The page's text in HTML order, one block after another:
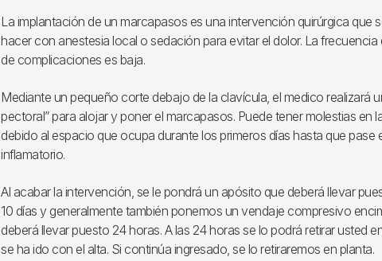
La implantación de un marcapasos es una intervención quirúrgica que
hacer con anestesia local o sedación para evitar el dolor. La frecuencia
de complicaciones es baja.
Mediante un pequeño corte debajo de la clavícula, el medico realizará
pectoral” para alojar y poner el marcapasos. Puede tener molestias en
debido al espacio que ocupa durante los primeros días hasta que pase
inflamatorio.
Al acabar la intervención, se le pondrá un apósito que deberá llevar
10 días y generalmente también ponemos un vendaje compresivo
deberá llevar puesto 24 horas. A las 24 horas se lo podrá retirar usted
se ha ido con el alta. Si continúa ingresado, se lo retiraremos en planta.